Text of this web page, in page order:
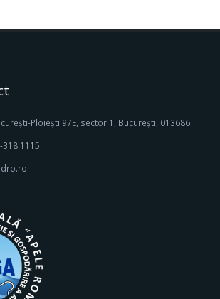
Ploiești 97E, sector 1, București, 013686
318 1115